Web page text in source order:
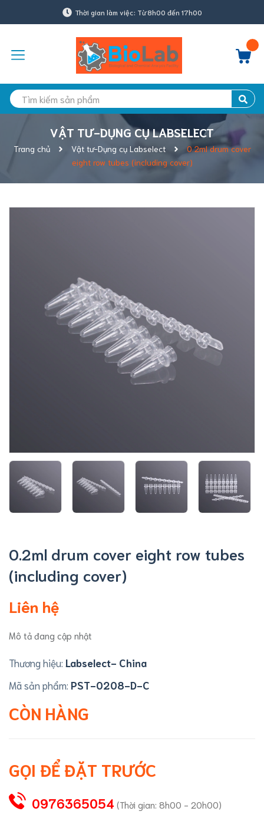
Thời gian làm việc: Từ 8h00 đến 17h00
VẬT TƯ-DỤNG CỤ LABSELECT
Trang chủ Vật tư-Dụng cụ Labselect
0.2ml drum cover
eight row tubes (including cover)
0.2ml drum cover eight row tubes
(including cover)
Liên hệ
Mô tả đang cập nhật
Thương hiệu: Labselect- China
Mã sản phẩm: PST-0208-D-C
CÒN HÀNG
GỌI ĐỂ ĐẶT TRƯỚC
0976365054 (Thời gian: 8h00 - 20h00)